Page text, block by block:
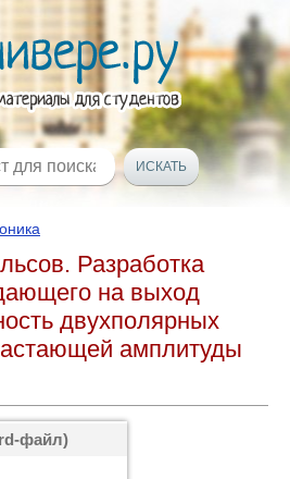
Разработка
на выход
двухполярных
амплитуды
файл)